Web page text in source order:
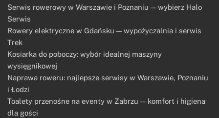
Serwis rowerowy w Warszawie i Poznaniu — wybierz Halo
Serwis
Rowery elektryczne w Gdańsku — wypożyczalnia i serwis
Trek
Kosiarka do poboczy: wybór idealnej maszyny
wysięgnikowej
Naprawa roweru: najlepsze serwisy w Warszawie, Poznaniu
i Łodzi
Toalety przenośne na eventy w Zabrzu — komfort i higiena
dla gości